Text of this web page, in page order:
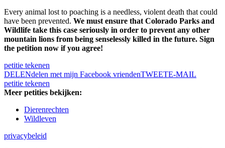
Every animal lost to poaching is a needless, violent death that could
have been prevented. We must ensure that Colorado Parks and
Wildlife take this case seriously in order to prevent any other
mountain lions from being senselessly killed in the future. Sign
the petition now if you agree!
petitie tekenen
DELENdelen met mijn Facebook vriendenTWEETE-MAIL
petitie tekenen
Meer petities bekijken:
Dierenrechten
Wildleven
privacybeleid